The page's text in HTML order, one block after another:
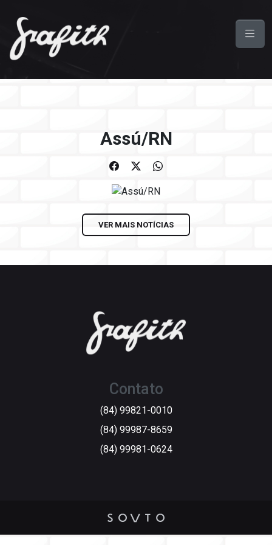
Assú/RN
VER MAIS NOTÍCIAS
Contato
(84) 99821-0010
(84) 99987-8659
(84) 99981-0624